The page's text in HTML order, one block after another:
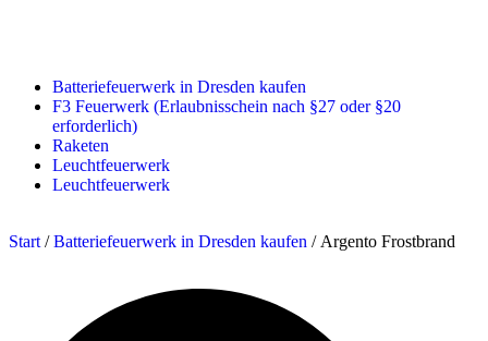
Batteriefeuerwerk in Dresden kaufen
F3 Feuerwerk (Erlaubnisschein nach §27 oder §20
erforderlich)
Raketen
Leuchtfeuerwerk
Leuchtfeuerwerk
Start /Batteriefeuerwerk in Dresden kaufen / Argento Frostbrand